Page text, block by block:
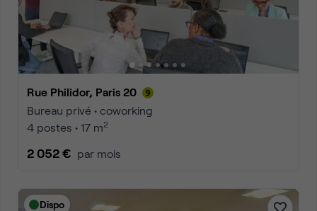
Rue Philidor, Paris 20
Bureau privé • coworking
4 postes • 17 m2
2 052 € par mois
Dispo